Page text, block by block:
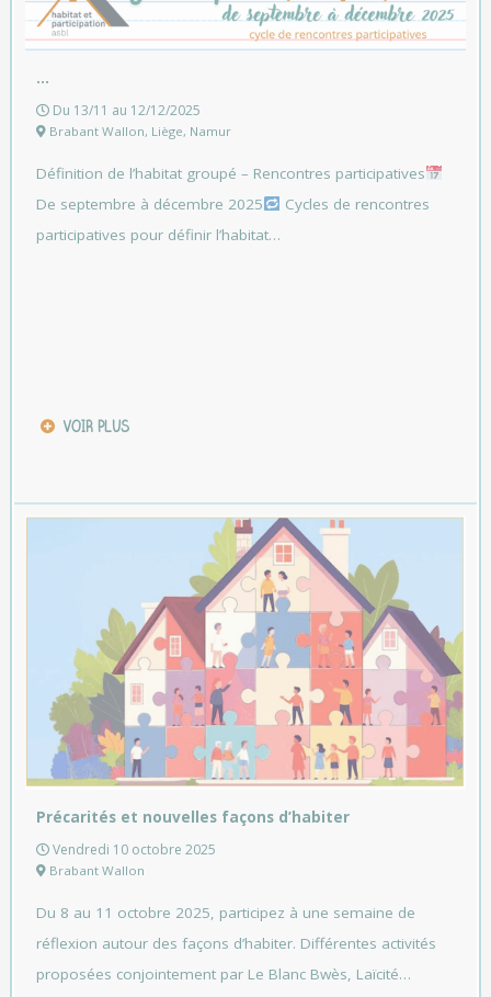
…
Du 13/11 au 12/12/2025
Brabant Wallon, Liège, Namur
Définition de l’habitat groupé – Rencontres participatives
De septembre à décembre 2025
Cycles de rencontres
participatives pour définir l’habitat…
VOIR PLUS
Précarités et nouvelles façons d’habiter
Vendredi 10 octobre 2025
Brabant Wallon
Du 8 au 11 octobre 2025, participez à une semaine de
réflexion autour des façons d’habiter. Différentes activités
proposées conjointement par Le Blanc Bwès, Laïcité…